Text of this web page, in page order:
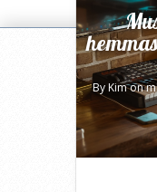
By Kimon